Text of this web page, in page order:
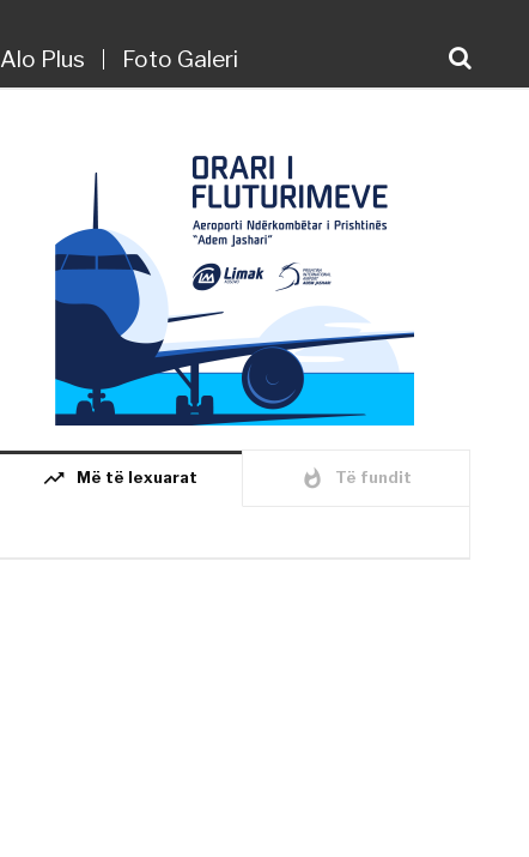
Alo Plus Foto Galeri
trending_up Më të lexuarat whatshot Të fundit